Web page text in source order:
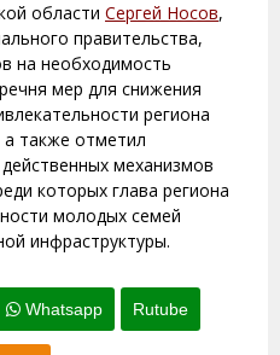
области Сергей Носов,
правительства,
на необходимость
мер для снижения
региона
а также отметил
механизмов
которых глава региона
молодых семей
инфраструктуры.
Whatsapp Rutube